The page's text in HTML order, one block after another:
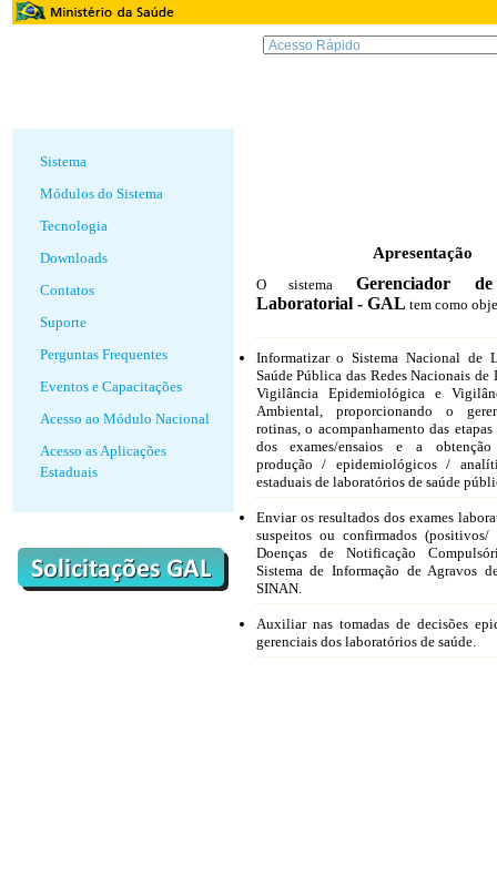
Sistema
Módulos do Sistema
Tecnologia
Downloads
Contatos
Suporte
Perguntas Frequentes
Eventos e Capacitações
Acesso ao Módulo Nacional
Acesso as Aplicações
Estaduais
Apresentação
O sistema Gerenciador
Laboratorial - GAL tem como
Informatizar o Sistema Nacional de
Saúde Pública das Redes Nacionais de
Vigilância Epidemiológica e
Ambiental, proporcionando o
rotinas, o acompanhamento das
dos exames/ensaios e a
produção / epidemiológicos /
estaduais de laboratórios de saúde
Enviar os resultados dos exames
suspeitos ou confirmados (positivos/
Doenças de Notificação
Sistema de Informação de Agravos
SINAN.
Auxiliar nas tomadas de decisões
gerenciais dos laboratórios de saúde.